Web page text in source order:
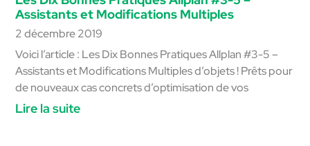
Assistants et Modifications Multiples
2 décembre 2019
Voici l’article : Les Dix Bonnes Pratiques Allplan #3-5 –
Assistants et Modifications Multiples d’objets ! Prêts pour
de nouveaux cas concrets d’optimisation de vos
Lire la suite